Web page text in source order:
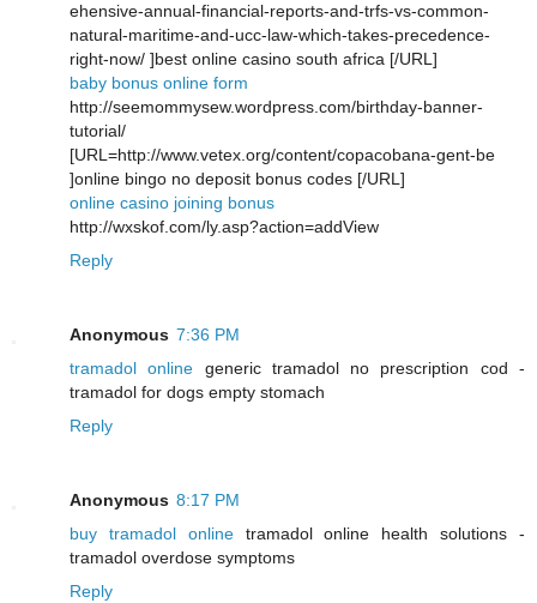
ehensive-annual-financial-reports-and-trfs-vs-common-
natural-maritime-and-ucc-law-which-takes-precedence-
right-now/ ]best online casino south africa [/URL]
baby bonus online form
http://seemommysew.wordpress.com/birthday-banner-
tutorial/
[URL=http://www.vetex.org/content/copacobana-gent-be
]online bingo no deposit bonus codes [/URL]
online casino joining bonus
http://wxskof.com/ly.asp?action=addView
Reply
Anonymous 7:36 PM
tramadol online generic tramadol no prescription cod -
tramadol for dogs empty stomach
Reply
Anonymous 8:17 PM
buy tramadol onlinetramadol online health solutions -
tramadol overdose symptoms
Reply